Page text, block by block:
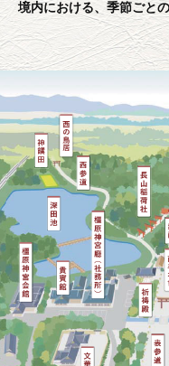
境内における、季節ごと